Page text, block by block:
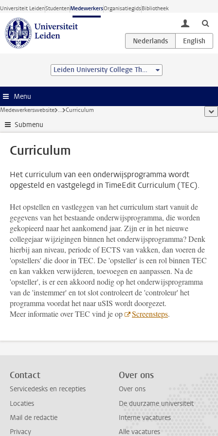
Ga direct naar de inhoud
Universiteit LeidenStudentenMedewerkersOrganisatiegidsBibliotheek
toggle
Leiden University College The Hague
Menu
Medewerkerswebsite ... Curriculum
Submenu
Curriculum
Het curriculum van een onderwijsprogramma wordt
opgesteld en vastgelegd in TimeEdit Curriculum (TEC).
Het opstellen en vastleggen van het curriculum start vanuit de
gegevens van het bestaande onderwijsprogramma, die worden
gekopieerd naar het aankomend jaar. Zijn er in het nieuwe
collegejaar wijzigingen binnen het onderwijsprogramma? Denk
hierbij aan niveau, periode of ECTS van vakken, dan voeren de
'opstellers' die door in TEC. De 'opsteller' is een rol binnen TEC
en kan vakken verwijderen, toevoegen en aanpassen. Na de
'opsteller', is er een akkoord nodig op het onderwijsprogramma
van de 'instemmer' en tot slot controleert de 'controleur' het
programma voordat het naar uSIS wordt doorgezet.
Meer informatie over TEC vind je op
Screensteps.
Contact
Servicedesks en recepties
Locaties
Mail de redactie
Privacy
Over ons
Over ons
De duurzame universiteit
Interne vacatures
Alle vacatures